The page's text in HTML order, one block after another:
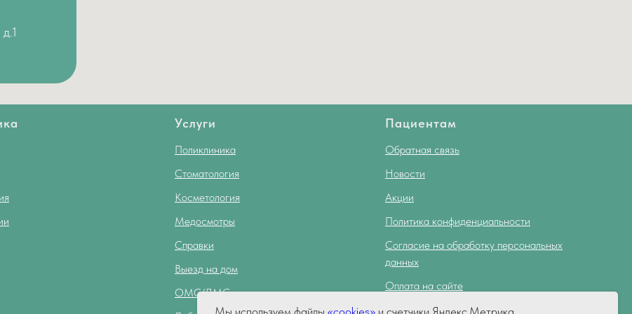
Услуги
Поликлиника
Стоматология
Косметология
Медосмотры
Справки
Выезд на дом
ОМС/ДМС
Пациентам
Обратная связь
Новости
Акции
Политика конфиденциальности
Согласие на обработку персональных
данных
Оплата на сайте
Налоговый вычет
Мы используем файлы «cookies» и счетчики Яндекс.Метрика,